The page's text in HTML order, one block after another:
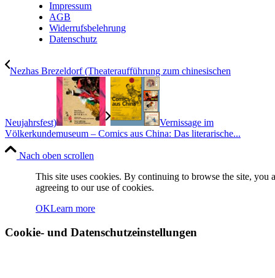
Impressum
AGB
Widerrufsbelehrung
Datenschutz
Nezhas Brezeldorf (Theateraufführung zum chinesischen
Neujahrsfest)
Vernissage im
Völkerkundemuseum – Comics aus China: Das literarische...
Nach oben scrollen
This site uses cookies. By continuing to browse the site, you
agreeing to our use of cookies.
OKLearn more
Cookie- und Datenschutzeinstellungen